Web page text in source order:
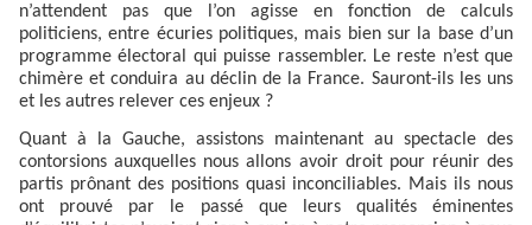
n’attendent pas que l’on agisse en fonction de calculs
politiciens, entre écuries politiques, mais bien sur la base d’un
programme électoral qui puisse rassembler. Le reste n’est que
chimère et conduira au déclin de la France. Sauront-ils les uns
et les autres relever ces enjeux ?
Quant à la Gauche, assistons maintenant au spectacle des
contorsions auxquelles nous allons avoir droit pour réunir des
partis prônant des positions quasi inconciliables. Mais ils nous
ont prouvé par le passé que leurs qualités éminentes